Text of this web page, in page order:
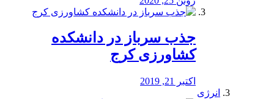
جذب سرباز در دانشکده
کشاورزی کرج
اکتبر 21, 2019
انرژی